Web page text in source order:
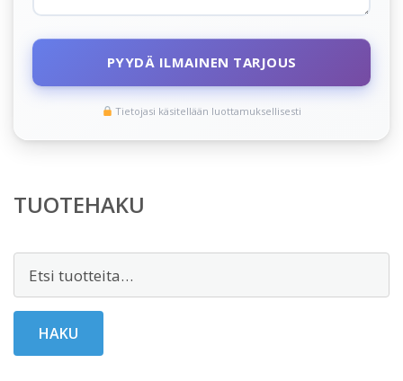
PYYDÄ ILMAINEN TARJOUS
Tietojasi käsitellään luottamuksellisesti
TUOTEHAKU
HAKU